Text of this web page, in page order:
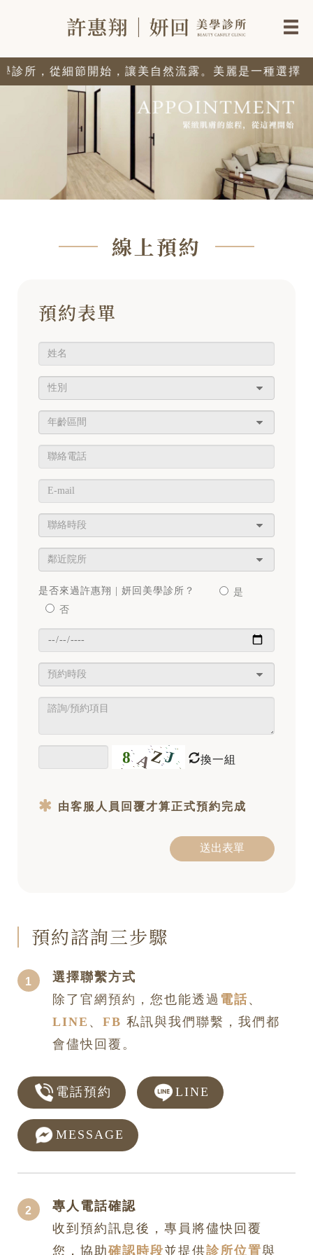
所，從細節開始，讓美自然流露。美麗是一種選擇，
線上預約
預約表單
是否來過許惠翔 | 妍回美學診所？
是
否
換一組
由客服人員回覆才算正式預約完成
送出表單
預約諮詢三步驟
選擇聯繫方式
除了官網預約，您也能透過 電話、
LINE 、 FB 私訊與我們聯繫，我們都
會儘快回覆。
電話預約 LINE
MESSAGE
專人電話確認
收到預約訊息後，專員將儘快回覆
您，協助確認時段並提供診所位置與